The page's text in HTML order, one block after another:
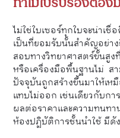
ไม่ใช่ใบเซอร์ทุกใบจะน่าเ
เป็นที่ยอมรับนั้นสำคัญอย่าง
สอบทางวิทยาศาสตร์ขั้นสูง
หรือเครื่องมือพื้นฐานไม่ ส
ปัจจุบันถูกสร้างขึ้นมาให้เ
แทบไม่ออก เช่นเดียวกับก
ผลต่อราคาและความทนท
ห้องปฏิบัติการชั้นนำใช้ มีดั